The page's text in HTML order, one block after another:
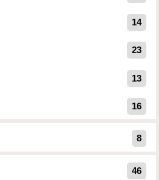
14
23
13
16
8
46